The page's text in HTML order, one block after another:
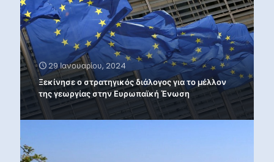
29 Ιανουαρίου, 2024
Ξεκίνησε ο στρατηγικός διάλογος για το μέλλον
της γεωργίας στην Ευρωπαϊκή Ένωση